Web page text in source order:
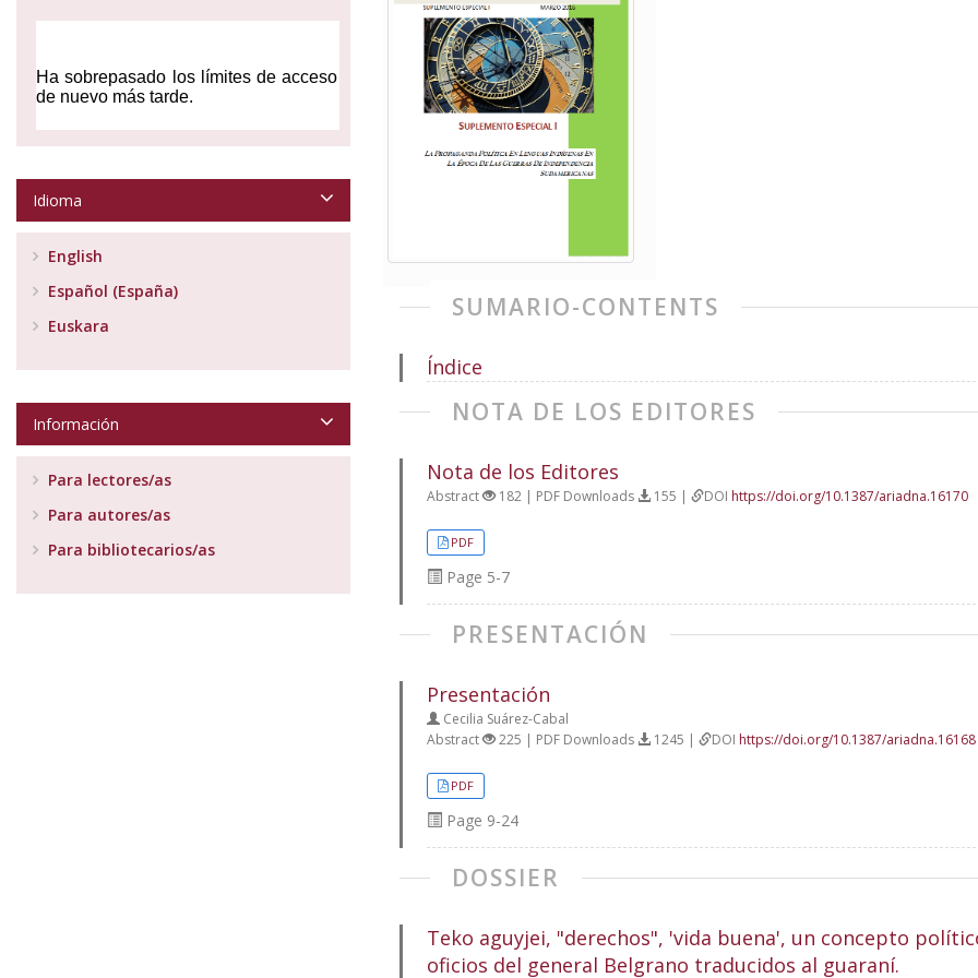
SUMARIO-CONTENTS
Índice
NOTA DE LOS EDITORES
Nota de los Editores
Abstract 182 | PDF Downloads 155 | DOI https://doi.org/10.1387/ariadna.16170
PDF
Page 5-7
PRESENTACIÓN
Presentación
Cecilia Suárez-Cabal
Abstract
225 | PDF Downloads 1245 | DOI https://doi.org/10.1387/ariadna.16168
PDF
Page 9-24
DOSSIER
Teko aguyjei, "derechos", 'vida buena', un concepto
oficios del general Belgrano traducidos al guaraní.
Idioma
English
Español (España)
Euskara
Información
Para lectores/as
Para autores/as
Para bibliotecarios/as